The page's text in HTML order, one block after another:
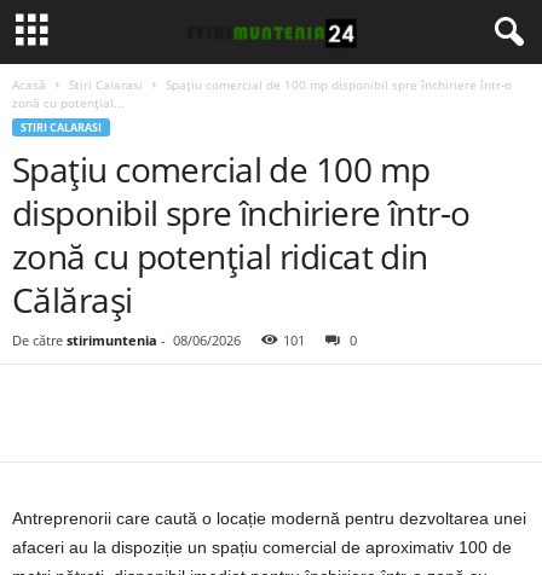
Acasă Stiri Calarasi
Spațiu comercial de 100 mp disponibil spre închiriere într-o
zonă cu potențial...
STIRI CALARASI
Spațiu comercial de 100 mp
disponibil spre închiriere într-o
zonă cu potențial ridicat din
Călărași
De către stirimuntenia - 08/06/2026 101 0
Antreprenorii care caută o locație modernă pentru dezvoltarea unei
afaceri au la dispoziție un spațiu comercial de aproximativ 100 de